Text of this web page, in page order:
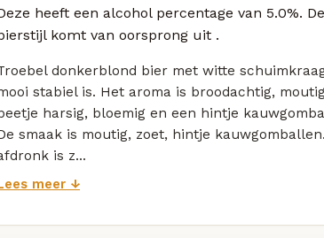
heeft een alcohol percentage van 5.0%. De
komt van oorsprong uit .
donkerblond bier met witte
stabiel is. Het aroma is broodachtig,
harsig, bloemig en een hintje
smaak is moutig, zoet, hintje
is z...
meer ↓